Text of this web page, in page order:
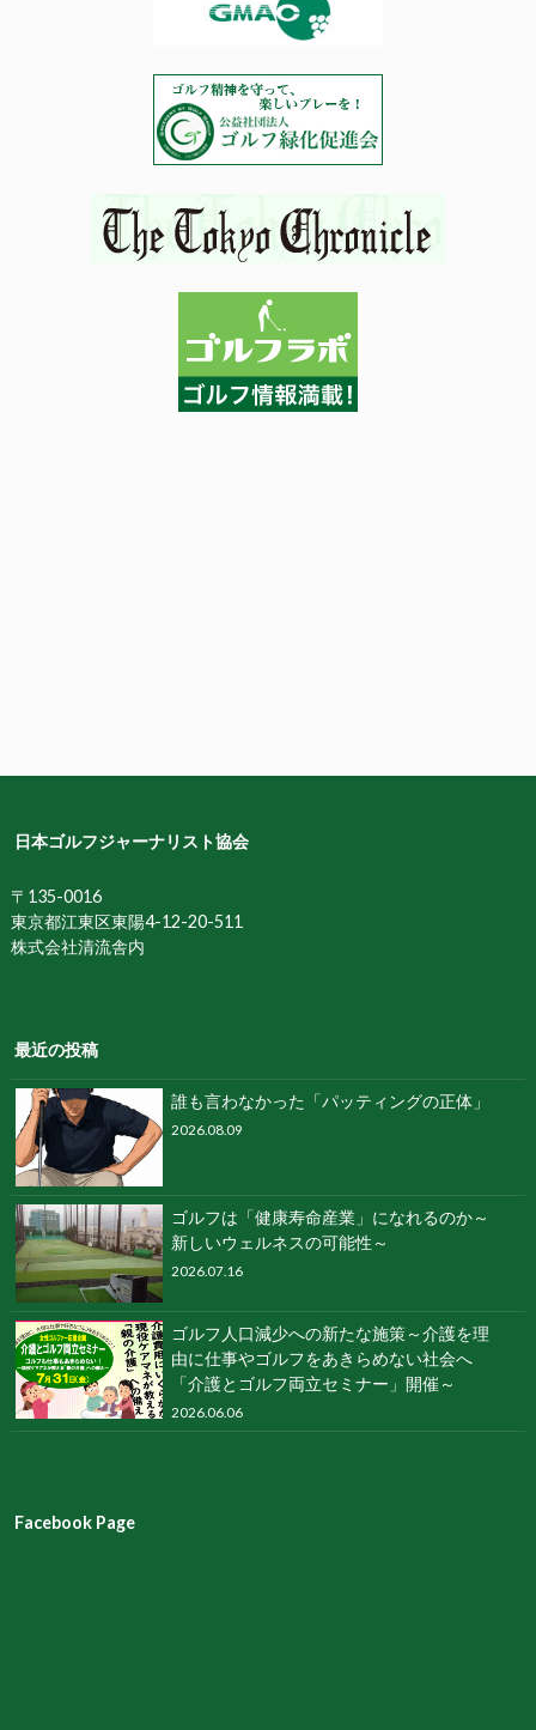
日本ゴルフジャーナリスト協会
〒135-0016
東京都江東区東陽4-12-20-511
株式会社清流舎内
最近の投稿
誰も⾔わなかった「パッティングの正体」
2026.08.09
ゴルフは「健康寿命産業」になれるのか～
新しいウェルネスの可能性～
2026.07.16
ゴルフ人口減少への新たな施策～介護を理
由に仕事やゴルフをあきらめない社会へ
「介護とゴルフ両立セミナー」開催～
2026.06.06
Facebook Page